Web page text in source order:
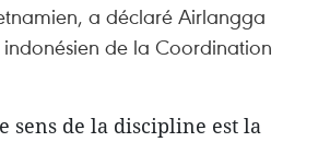
a déclaré Airlangga
de la Coordination
sens de la discipline est la